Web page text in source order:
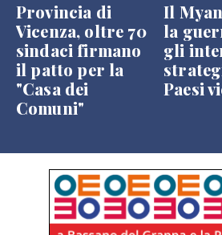
Provincia di
Vicenza, oltre 70
sindaci firmano
il patto per la
"Casa dei
Comuni"
Il
la
gli
Paesi